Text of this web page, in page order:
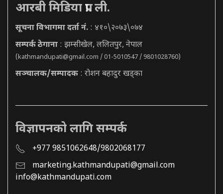
आरबी मिडिया प्रा. ली.
सूचना विभागमा दर्ता नं. : ४१०\२०७३\०७४
सम्पर्क ठेगाना : झम्सीखेल, ललितपुर, नेपाल
(kathmandupati@gmail.com / 01-5010547 / 9801028760)
सञ्चालक/सम्पादक : रोशन बहादुर खड्का
विज्ञापनको लागि सम्पर्क
+977 9851062648/9802068177
marketing.kathmandupati@gmail.com
info@kathmandupati.com